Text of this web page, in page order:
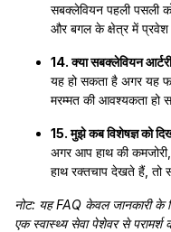
सबक्लेवियन पहली पसली
और बगल के क्षेत्र में प्रवेश
14. क्या सबक्लेवियन
यह हो सकता है अगर यह
मरम्मत की आवश्यकता हो
15. मुझे कब विशेषज्ञ को
अगर आप हाथ की
हाथ रक्तचाप देखते हैं, तो
नोट: यह FAQ केवल जानकारी के
एक स्वास्थ्य सेवा पेशेवर से परामर्श